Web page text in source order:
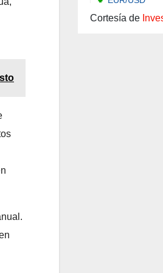
Cortesía de